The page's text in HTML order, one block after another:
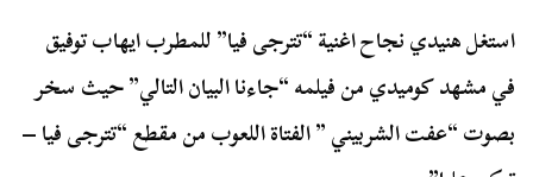
استغل هنيدي نجاح اغنية “تترجى فيا” للمطرب ايهاب توفيق
في مشهد كوميدي من فيلمه “جاءنا البيان التالي” حيث سخر
بصوت “عفت الشربيني ” الفتاة اللعوب من مقطع “تترجى فيا –